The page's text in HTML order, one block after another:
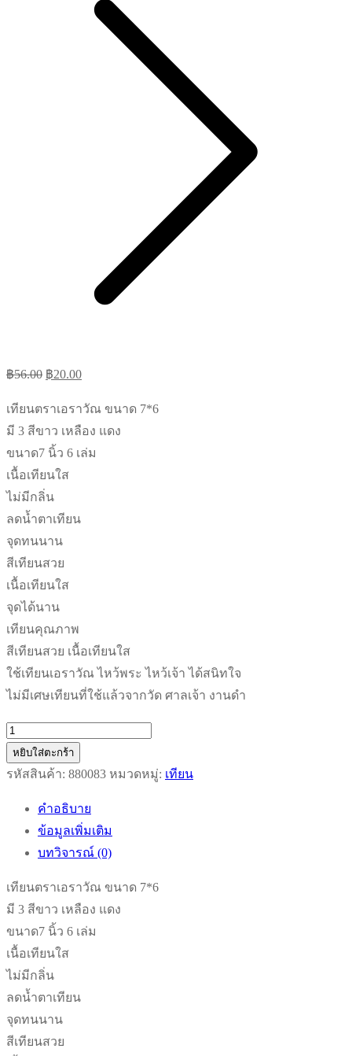
฿56.00 Original
was:
฿56.00.
฿20.00Current
is:
฿20.00.
เทียนตราเอราวัณ ขนาด 7*6
มี 3 สีขาว เหลือง แดง
ขนาด7 นิ้ว 6 เล่ม
เนื้อเทียนใส
ไม่มีกลิ่น
ลดน้ำตาเทียน
จุดทนนาน
สีเทียนสวย
เนื้อเทียนใส
จุดได้นาน
เทียนคุณภาพ
สีเทียนสวย เนื้อเทียนใส
ใช้เทียนเอราวัณ ไหว้พระ ไหว้เจ้า ได้สนิทใจ
ไม่มีเศษเทียนที่ใช้แล้วจากวัด ศาลเจ้า งานดำ
จำนวน
เทียน
ตรา
หยิบใส่ตะกร้า
รหัสสินค้า: 880083 หมวดหมู่: เทียน
คำอธิบาย
ข้อมูลเพิ่มเติม
บทวิจารณ์ (0)
เทียนตราเอราวัณ ขนาด 7*6
มี 3 สีขาว เหลือง แดง
ขนาด7 นิ้ว 6 เล่ม
เนื้อเทียนใส
ไม่มีกลิ่น
ลดน้ำตาเทียน
จุดทนนาน
สีเทียนสวย